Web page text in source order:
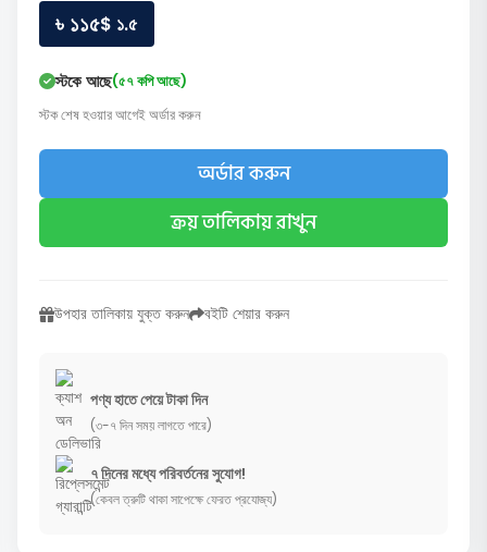
৳ ১১৫$ ১.৫
স্টকে আছে(৫৭ কপি আছে)
স্টক শেষ হওয়ার আগেই অর্ডার করুন
অর্ডার করুন
ক্রয় তালিকায় রাখুন
উপহার তালিকায় যুক্ত করুন বইটি শেয়ার করুন
পণ্য হাতে পেয়ে টাকা দিন
(৩-৭ দিন সময় লাগতে পারে)
৭ দিনের মধ্যে পরিবর্তনের সুযোগ!
(কেবল ত্রুটি থাকা সাপেক্ষে ফেরত প্রযোজ্য)